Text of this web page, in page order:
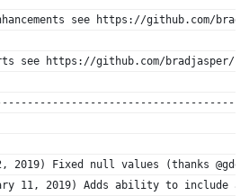
see https://github.com/
see https://github.com/bradjasper/
2019) Fixed null values (thanks
11, 2019) Adds ability to include